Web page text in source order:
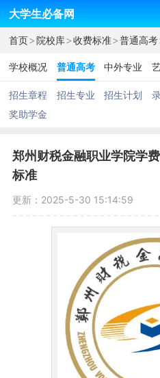
大学生必备网
首页>院校库>收费标准>普通高考
学校概况 普通高考 中外专业
招生章程 招生专业 招生计划
奖助学金
郑州财税金融职业学院学
标准
更新：2025-5-30 15:14:59